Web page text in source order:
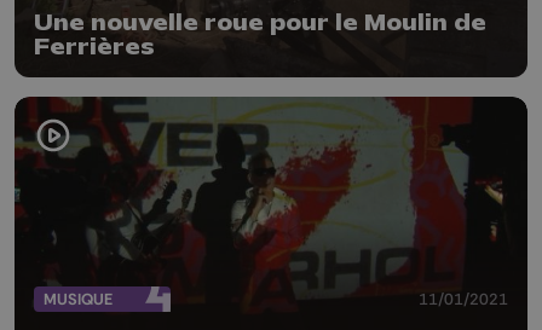
Une nouvelle roue pour le Moulin de
Ferrières
MUSIQUE 11/01/2021